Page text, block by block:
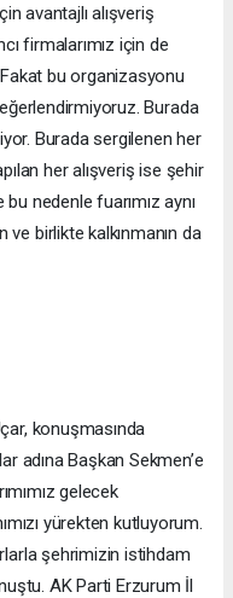
avantajlı alışveriş
firmalarımız için de
bu organizasyonu
Burada
Burada sergilenen her
her alışveriş ise şehir
nedenle fuarımız aynı
ve birlikte kalkınmanın da
konuşmasında
adına Başkan Sekmen’e
gelecek
yürekten kutluyorum.
şehrimizin istihdam
AK Parti Erzurum İl